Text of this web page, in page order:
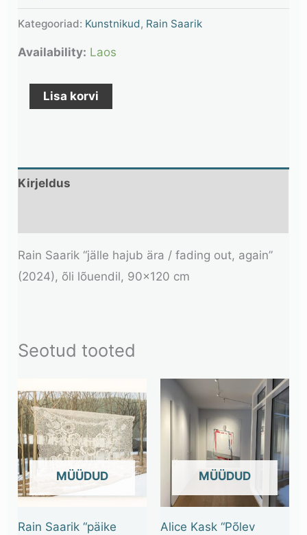
Kategooriad: Kunstnikud, Rain Saarik
Availability: Laos
Lisa korvi
Kirjeldus
Rain Saarik “jälle hajub ära / fading out, again”
(2024), õli lõuendil, 90×120 cm
Seotud tooted
OUT OF STOCK
Rain Saarik “päike
OUT OF STOCK
Alice Kask “Põlev